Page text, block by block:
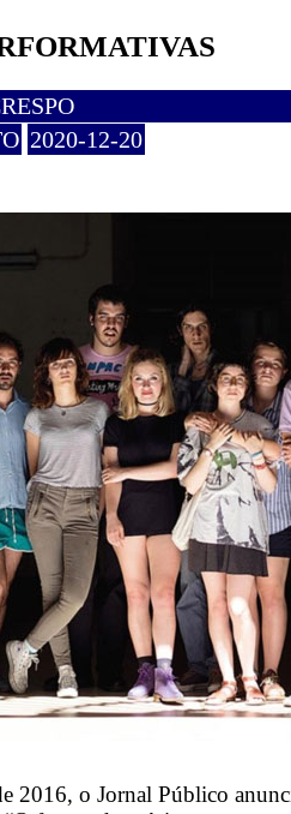
2020-12-20
2016, o Jornal Público